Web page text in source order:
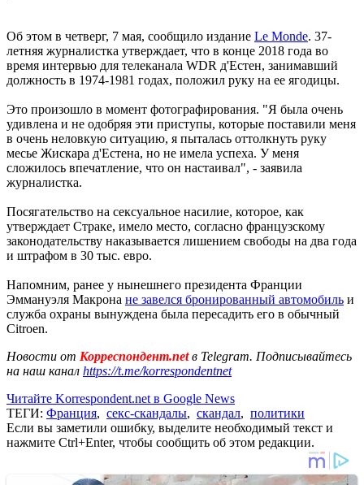
Об этом в четверг, 7 мая, сообщило издание Le Monde. 37-
летняя журналистка утверждает, что в конце 2018 года во
время интервью для телеканала WDR д'Естен, занимавший
должность в 1974-1981 годах, положил руку на ее ягодицы.
Это произошло в момент фотографирования. "Я была очень
удивлена и не одобряя эти приступы, которые поставили меня
в очень неловкую ситуацию, я пыталась оттолкнуть руку
месье Жискара д'Естена, но не имела успеха. У меня
сложилось впечатление, что он настаивал", - заявила
журналистка.
Посягательство на сексуальное насилие, которое, как
утверждает Страке, имело место, согласно французскому
законодательству наказывается лишением свободы на два года
и штрафом в 30 тыс. евро.
Напомним, ранее у нынешнего президента Франции
Эммануэля Макрона не завелся бронированный автомобиль и
служба охраны вынуждена была пересадить его в обычный
Citroen.
Новости от Корреспондент.netв Telegram. Подписывайтесь
на наш канал https://t.me/korrespondentnet
Читайте Korrespondent.net в Google News
ТЕГИ: Франция, секс-скандалы, скандал, политики
Если вы заметили ошибку, выделите необходимый текст и
нажмите Ctrl+Enter, чтобы сообщить об этом редакции.